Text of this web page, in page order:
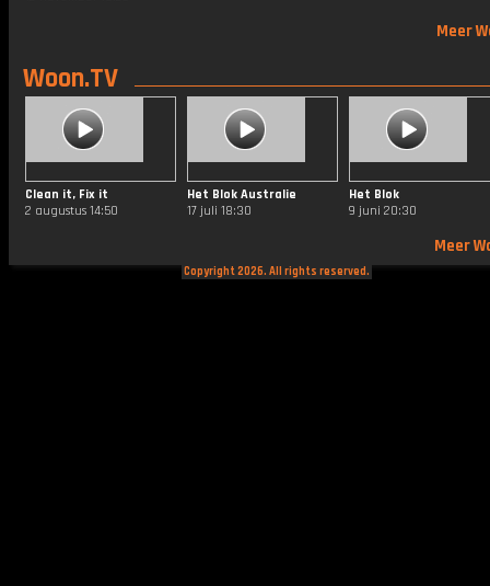
Meer
Woon.TV
Clean it, Fix it
2 augustus 14:50
Het Blok Australie
17 juli 18:30
Het Blok
9 juni 20:30
Meer
Copyright 2026. All rights reserved.